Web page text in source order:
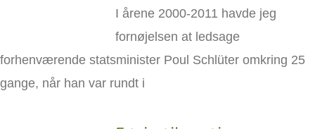
I årene 2000-2011 havde jeg
fornøjelsen at ledsage
forhenværende statsminister Poul Schlüter omkring 25
gange, når han var rundt i